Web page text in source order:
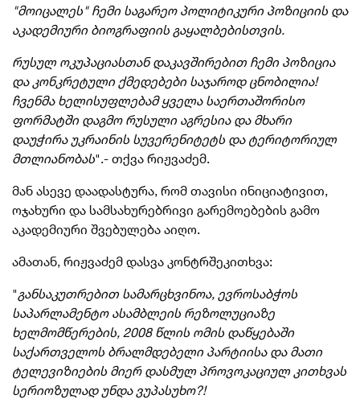
"მოიცალეს" ჩემი საგარეო პოლიტიკური პოზიციის და
აკადემიური ბიოგრაფიის გაყალბებისთვის.
რუსულ ოკუპაციასთან დაკავშირებით ჩემი პოზიცია
და კონკრეტული ქმედებები საჯაროდ ცნობილია!
ჩვენმა ხელისუფლებამ ყველა საერთაშორისო
ფორმატში დაგმო რუსული აგრესია და მხარი
დაუჭირა უკრაინის სუვერენიტეტს და ტერიტორიულ
მთლიანობას".- თქვა რიჟვაძემ.
მან ასევე დაადასტურა, რომ თავისი ინიციატივით,
ოჯახური და სამსახურებრივი გარემოებების გამო
აკადემიური შვებულება აიღო.
ამათან, რიჟვაძემ დასვა კონტრშეკითხვა:
"განსაკუთრებით სამარცხვინოა, ევროსაბჭოს
საპარლამენტო ასამბლეის რეზოლუციაზე
ხელმომწერების, 2008 წლის ომის დაწყებაში
საქართველოს ბრალმდებელი პარტიისა და მათი
ტელევიზიების მიერ დასმულ პროვოკაციულ კითხვას
სერიოზულად უნდა ვუპასუხო?!